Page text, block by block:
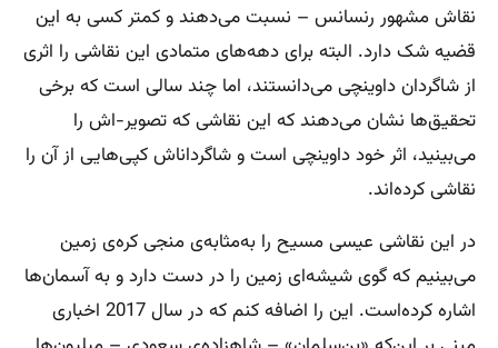
نقاش مشهور رنسانس – نسبت می‌دهند و کمتر کسی به این
قضیه شک دارد. البته برای دهه‌های متمادی این نقاشی را اثری
از شاگردان داوینچی می‌دانستند، اما چند سالی است که برخی
تحقیق‌ها نشان می‌دهند که این نقاشی که تصویر-اش را
می‌بینید، اثر خود داوینچی است و شاگردان‎اش کپی‌هایی از آن را
نقاشی کرده‌اند.
در این نقاشی عیسی مسیح را به‌مثابه‌ی منجی کره‌ی زمین
می‌بینیم که گوی شیشه‌ای زمین را در دست دارد و به آسمان‌ها
اشاره کرده‌است. این را اضافه کنم که در سال 2017 اخباری